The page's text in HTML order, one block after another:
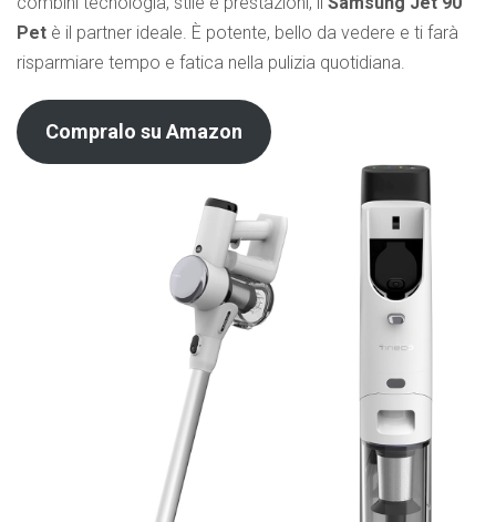
Pet è il partner ideale. È potente, bello da vedere e ti farà
risparmiare tempo e fatica nella pulizia quotidiana.
Compralo su Amazon